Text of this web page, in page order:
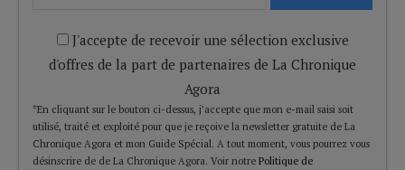
J'accepte de recevoir une sélection exclusive
d'offres de la part de partenaires de La Chronique
Agora
*En cliquant sur le bouton ci-dessus, j’accepte que mon e-mail saisi soit
utilisé, traité et exploité pour que je reçoive la newsletter gratuite de La
Chronique Agora et mon Guide Spécial. A tout moment, vous pourrez vous
désinscrire de de La Chronique Agora. Voir notre Politique de